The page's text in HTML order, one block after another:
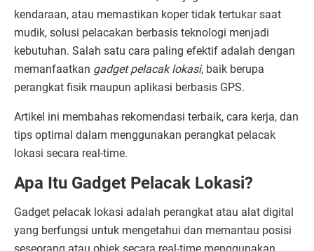
kendaraan, atau memastikan koper tidak tertukar saat
mudik, solusi pelacakan berbasis teknologi menjadi
kebutuhan. Salah satu cara paling efektif adalah dengan
memanfaatkan gadget pelacak lokasi, baik berupa
perangkat fisik maupun aplikasi berbasis GPS.
Artikel ini membahas rekomendasi terbaik, cara kerja, dan
tips optimal dalam menggunakan perangkat pelacak
lokasi secara real-time.
Apa Itu Gadget Pelacak Lokasi?
Gadget pelacak lokasi adalah perangkat atau alat digital
yang berfungsi untuk mengetahui dan memantau posisi